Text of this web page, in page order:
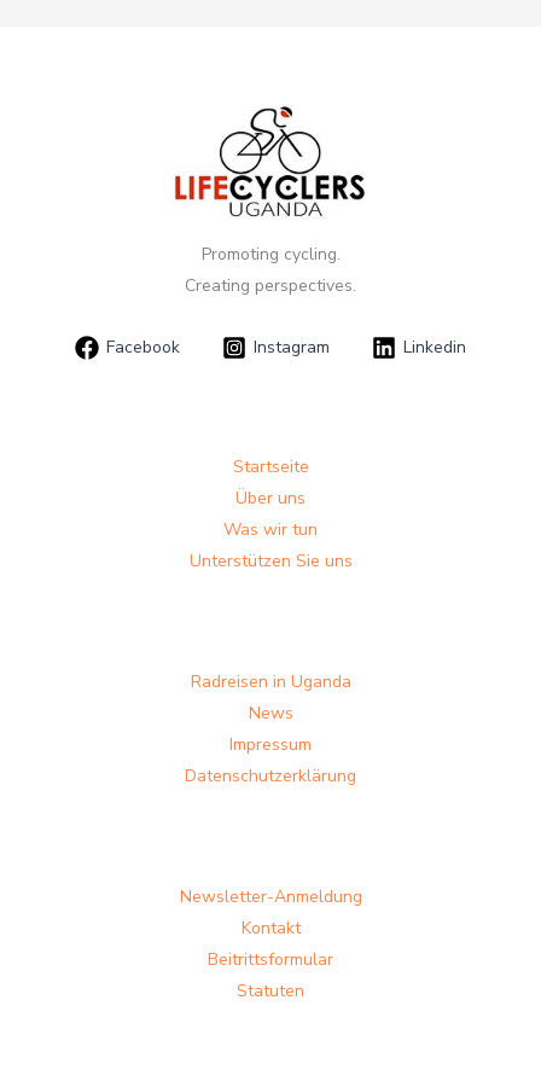
Promoting cycling.
Creating perspectives.
Facebook Instagram Linkedin
Startseite
Über uns
Was wir tun
Unterstützen Sie uns
Radreisen in Uganda
News
Impressum
Datenschutzerklärung
Newsletter-Anmeldung
Kontakt
Beitrittsformular
Statuten